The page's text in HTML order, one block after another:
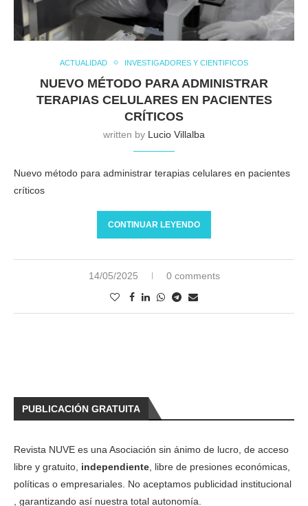
ACTUALIDAD INVESTIGADORES Y CIENTIFICOS
NUEVO MÉTODO PARA ADMINISTRAR
TERAPIAS CELULARES EN PACIENTES
CRÍTICOS
written by Lucio Villalba
Nuevo método para administrar terapias celulares en pacientes
críticos
CONTINUAR LEYENDO
14/05/2025 0 comments
PUBLICACIÓN GRATUITA
Revista NUVE es una Asociación sin ánimo de lucro, de acceso
libre y gratuito, independiente , libre de presiones económicas,
políticas o empresariales. No aceptamos publicidad institucional
, garantizando así nuestra total autonomía.